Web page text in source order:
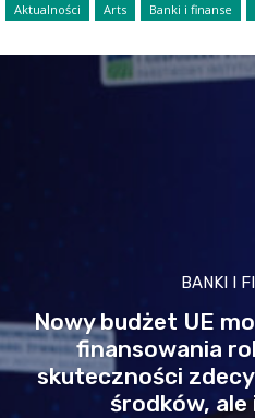
Aktualności Arts Banki i finanse
BANKI I
Nowy budżet UE
finansowania
skuteczności
środków,